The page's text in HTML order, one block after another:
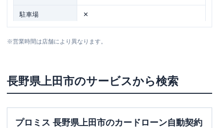
駐車場 ✕
※営業時間は店舗により異なります。
長野県上田市のサービスから検索
プロミス 長野県上田市のカードローン自動契約